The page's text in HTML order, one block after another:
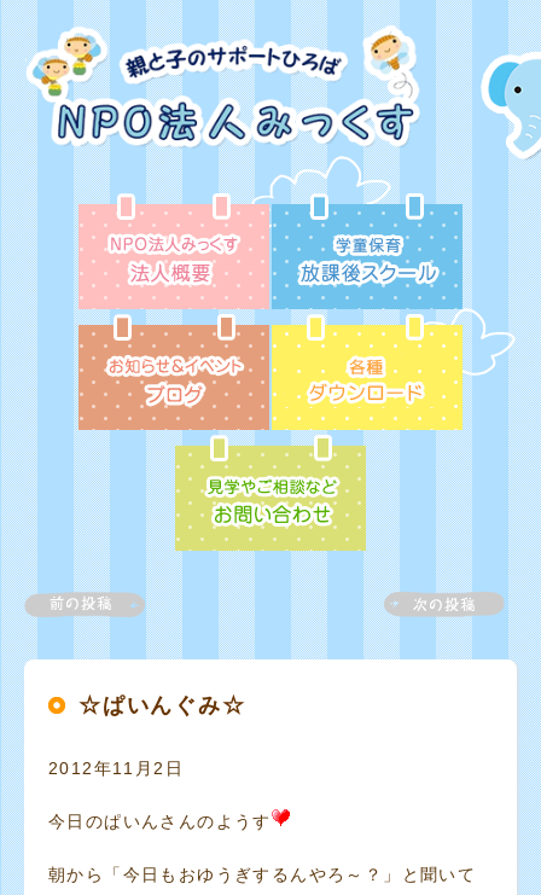
☆ぱいんぐみ☆
2012年11月2日
今日のぱいんさんのようす
朝から「今日もおゆうぎするんやろ～？」と聞いて